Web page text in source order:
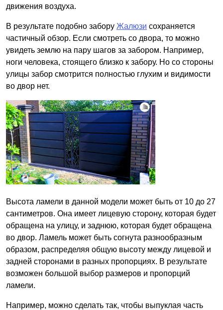
движения воздуха.
В результате подобно забору Жалюзи сохраняется
частичный обзор. Если смотреть со двора, то можно
увидеть землю на пару шагов за забором. Например,
ноги человека, стоящего близко к забору. Но со стороны
улицы забор смотрится полностью глухим и видимости
во двор нет.
Высота ламели в данной модели может быть от 10 до 27
сантиметров. Она имеет лицевую сторону, которая будет
обращена на улицу, и заднюю, которая будет обращена
во двор. Ламель может быть согнута разнообразным
образом, распределяя общую высоту между лицевой и
задней сторонами в разных пропорциях. В результате
возможен большой выбор размеров и пропорций
ламели.
Например, можно сделать так, чтобы выпуклая часть